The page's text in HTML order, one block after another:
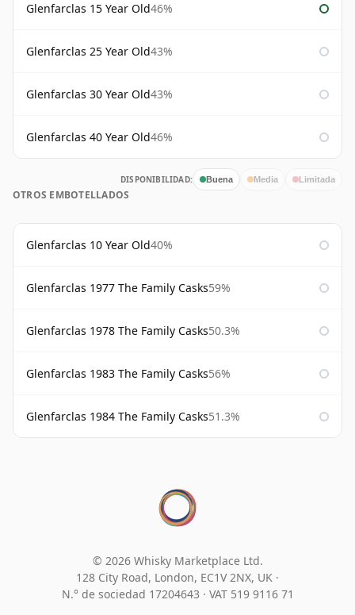
Glenfarclas 15 Year Old46%
Glenfarclas 25 Year Old43%
Glenfarclas 30 Year Old43%
Glenfarclas 40 Year Old46%
DISPONIBILIDAD: Buena Media Limitada
OTROS EMBOTELLADOS
Glenfarclas 10 Year Old40%
Glenfarclas 1977 The Family Casks59%
Glenfarclas 1978 The Family Casks50.3%
Glenfarclas 1983 The Family Casks56%
Glenfarclas 1984 The Family Casks51.3%
© 2026 Whisky Marketplace Ltd.
128 City Road, London, EC1V 2NX, UK ·
N.° de sociedad 17204643 · VAT 519 9116 71